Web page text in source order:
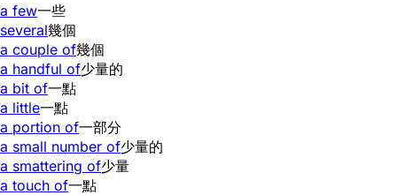
a few一些
several幾個
a couple of幾個
a handful of少量的
a bit of一點
a little一點
a portion of一部分
a small number of少量的
a smattering of少量
a touch of一點